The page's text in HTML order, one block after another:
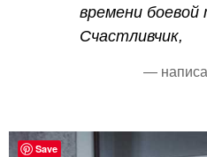
времени
Счастливчик,
—
Save